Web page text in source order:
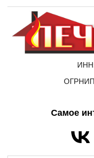
ИНН:
ОГРНИП:
Самое